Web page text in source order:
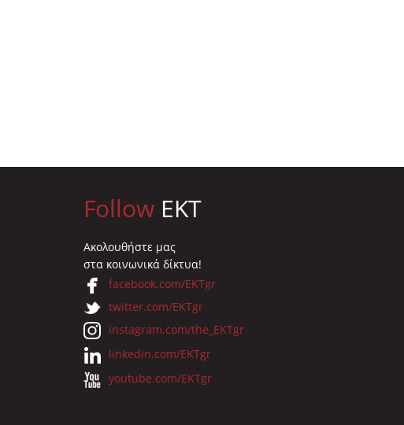
Follow EKT
Ακολουθήστε μας
στα κοινωνικά δίκτυα!
facebook.com/EKTgr
twitter.com/EKTgr
instagram.com/the_EKTgr
linkedin.com/EKTgr
youtube.com/EKTgr